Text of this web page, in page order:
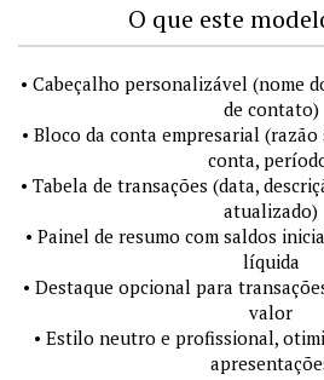
O que este
• Cabeçalho personalizável (nome
de contato)
• Bloco da conta empresarial (razão
conta,
• Tabela de transações (data,
atualizado)
• Painel de resumo com saldos
líquida
• Destaque opcional para
valor
• Estilo neutro e profissional,